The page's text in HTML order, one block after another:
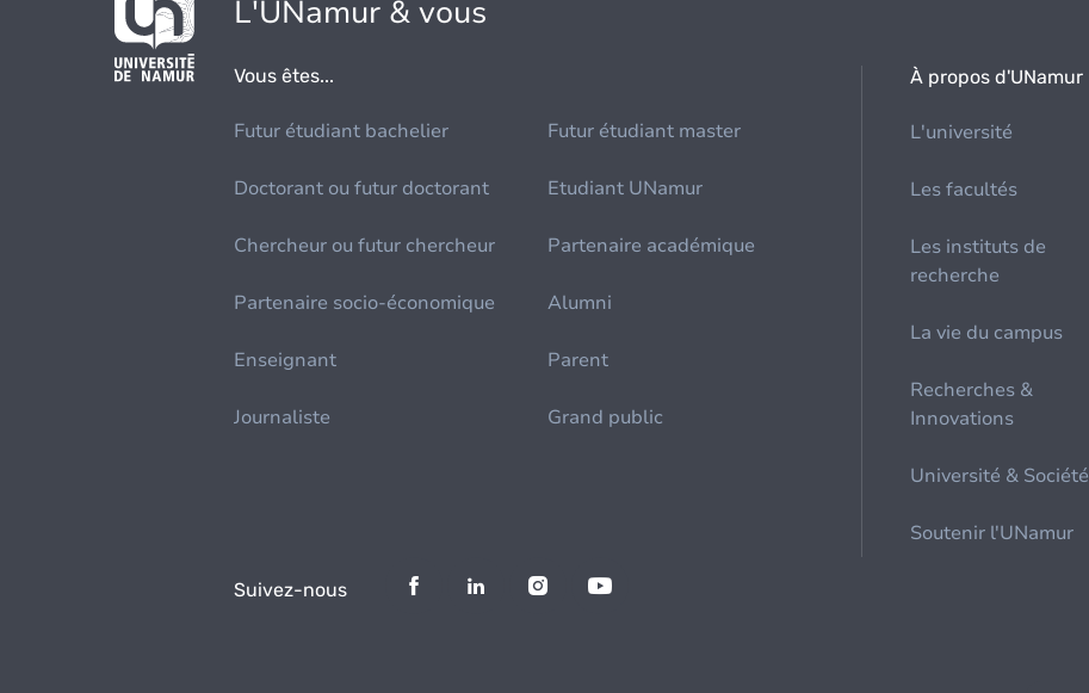
L'UNamur & vous
Vous êtes...
Futur étudiant bachelier Futur étudiant master
Doctorant ou futur doctorant Etudiant UNamur
Chercheur ou futur chercheur Partenaire académique
Partenaire socio-économique Alumni
Enseignant Parent
Journaliste Grand public
À propos d'UNamur
L'université
Les facultés
Les instituts de
recherche
La vie du campus
Recherches &
Innovations
Université & Société
Soutenir l'UNamur
Suivez-nous